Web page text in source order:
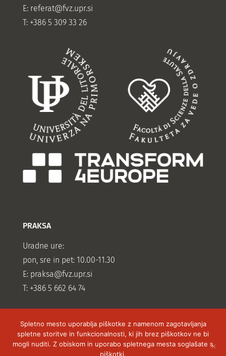
E: referat@fvz.upr.si
T: +386 5 309 33 26
PRAKSA
Uradne ure:
pon, sre in pet: 10.00-11.30
E: praksa@fvz.upr.si
T: +386 5 662 64 74
Spletno mesto uporablja piškotke z namenom zagotavljanja
spletne storitve in funkcionalnosti, ki jih brez piškotkov ne bi
mogli nuditi. Z obiskom in uporabo spletnega mesta soglašate s
piškotki.